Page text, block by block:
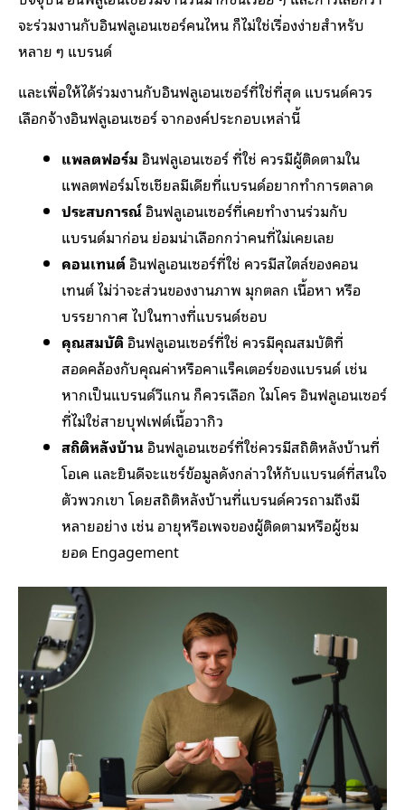
จะร่วมงานกับอินฟลูเอนเซอร์คนไหน ก็ไม่ใช่เรื่องง่ายสำหรับ
หลาย ๆ แบรนด์
และเพื่อให้ได้ร่วมงานกับอินฟลูเอนเซอร์ที่ใช่ที่สุด แบรนด์ควร
เลือกจ้างอินฟลูเอนเซอร์ จากองค์ประกอบเหล่านี้
แพลตฟอร์มอินฟลูเอนเซอร์ ที่ใช่ ควรมีผู้ติดตามใน
แพลตฟอร์มโซเชียลมีเดียที่แบรนด์อยากทำการตลาด
ประสบการณ์อินฟลูเอนเซอร์ที่เคยทำงานร่วมกับ
แบรนด์มาก่อน ย่อมน่าเลือกกว่าคนที่ไม่เคยเลย
คอนเทนต์อินฟลูเอนเซอร์ที่ใช่ ควรมีสไตล์ของคอน
เทนต์ ไม่ว่าจะส่วนของงานภาพ มุกตลก เนื้อหา หรือ
บรรยากาศ ไปในทางที่แบรนด์ชอบ
คุณสมบัติอินฟลูเอนเซอร์ที่ใช่ ควรมีคุณสมบัติที่
สอดคล้องกับคุณค่าหรือคาแร็คเตอร์ของแบรนด์ เช่น
หากเป็นแบรนด์วีแกน ก็ควรเลือก ไมโคร อินฟลูเอนเซอร์
ที่ไม่ใช่สายบุฟเฟต์เนื้อวากิว
สถิติหลังบ้านอินฟลูเอนเซอร์ที่ใช่ควรมีสถิติหลังบ้านที่
โอเค และยินดีจะแชร์ข้อมูลดังกล่าวให้กับแบรนด์ที่สนใจ
ตัวพวกเขา โดยสถิติหลังบ้านที่แบรนด์ควรถามถึงมี
หลายอย่าง เช่น อายุหรือเพจของผู้ติดตามหรือผู้ชม
ยอด Engagement